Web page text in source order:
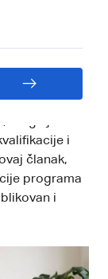
često
i
članak,
programa
i